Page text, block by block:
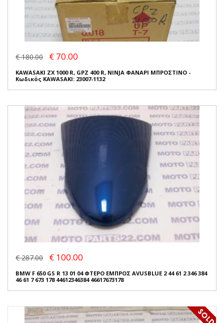
€ 180.00 € 70.00
KAWASAKI ZX 1000 R, GPZ 400 R, NINJA ΦΑΝΑΡΙ ΜΠΡΟΣΤΙΝΟ -
Κωδικός KAWASAKI: 23007-1132
€ 287.00 € 100.00
BMW F 650 GS R 13 01 04 ΦΤΕΡΟ ΕΜΠΡΟΣ AVUSBLUE 2 44 61 2 346 384
46 61 7 673 178 44612346384 46617673178